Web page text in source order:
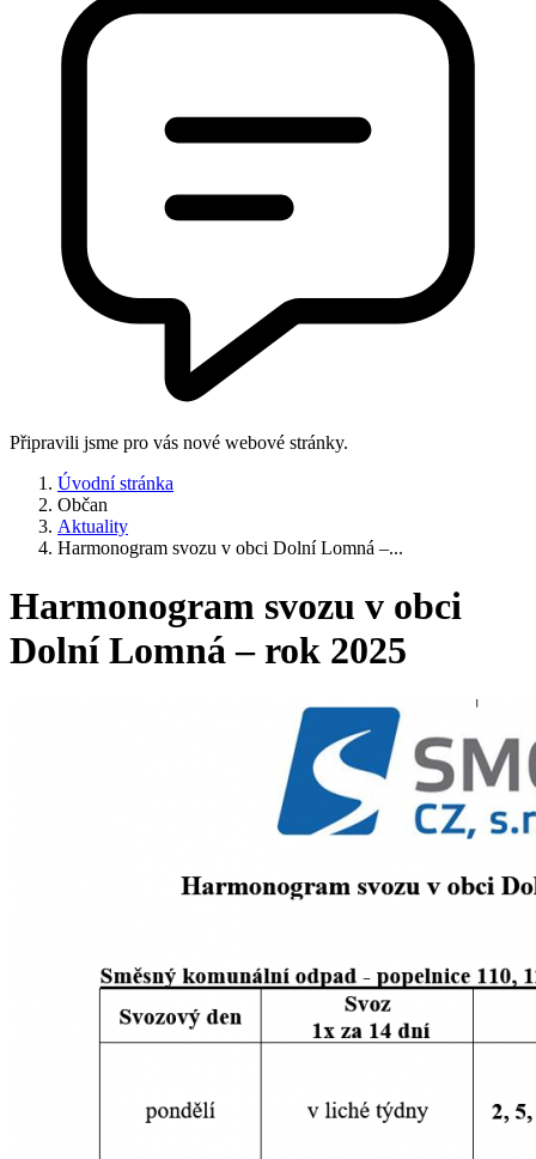
Připravili jsme pro vás nové webové stránky.
Úvodní stránka
Občan
Aktuality
Harmonogram svozu v obci Dolní Lomná –...
Harmonogram svozu v obci
Dolní Lomná – rok 2025